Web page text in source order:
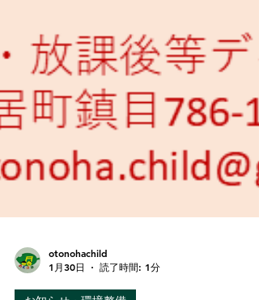
1月30日
読了時間: 1分